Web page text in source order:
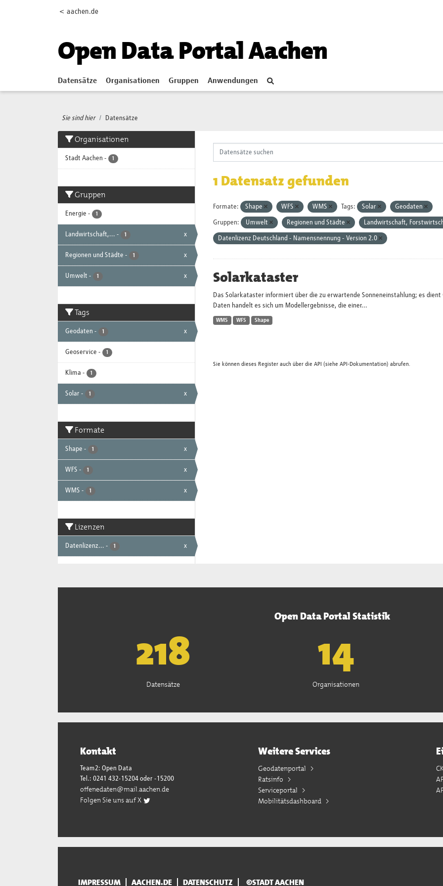
< aachen.de
Open Data Portal Aachen
Datensätze Organisationen Gruppen Anwendungen
Sie sind hier Datensätze
Organisationen
Stadt Aachen - 1
Gruppen
Energie - 1
Landwirtschaft,... - 1 x
Regionen und Städte - 1 x
Umwelt - 1 x
Tags
Geodaten - 1 x
Geoservice - 1
Klima - 1
Solar - 1 x
Formate
Shape - 1 x
WFS - 1 x
WMS - 1 x
Lizenzen
Datenlizenz... - 1 x
1 Datensatz gefunden
Formate: Shape WFS WMS Tags: Solar Geodaten
Gruppen: Umwelt Regionen und Städte Landwirtschaft,
Datenlizenz Deutschland - Namensnennung - Version 2.0
Solarkataster
Das Solarkataster informiert über die zu erwartende Sonneneinstahlung; es
Daten handelt es sich um Modellergebnisse, die einer...
WMS WFS Shape
Sie können dieses Register auch über die API (siehe API-Dokumentation) abrufen.
Open Data Portal Statistik
221
Datensätze
15
Organisationen
Kontakt
Team2: Open Data
Tel.: 0241 432-15204 oder -15200
offenedaten@mail.aachen.de
Folgen Sie uns auf X
Weitere Services
Geodatenportal
Ratsinfo
Serviceportal
Mobilitätsdashboard
IMPRESSUM AACHEN.DE DATENSCHUTZ ©STADT AACHEN